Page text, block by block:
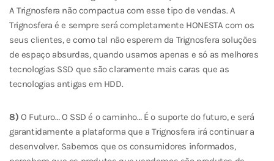
A Trignosfera não compactua com esse tipo de vendas. A
Trignosfera é e sempre será completamente HONESTA com os
seus clientes, e como tal não esperem da Trignosfera soluções
de espaço absurdas, quando usamos apenas e só as melhores
tecnologias SSD que são claramente mais caras que as
tecnologias antigas em HDD.
8) O Futuro… O SSD é o caminho… É o suporte do futuro, e será
garantidamente a plataforma que a Trignosfera irá continuar a
desenvolver. Sabemos que os consumidores informados,